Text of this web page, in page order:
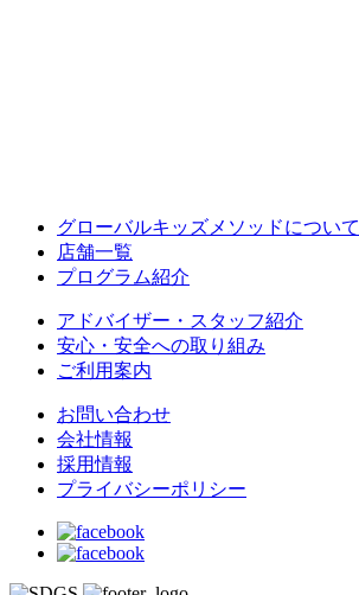
グローバルキッズメソッドについて
店舗一覧
プログラム紹介
アドバイザー・スタッフ紹介
安心・安全への取り組み
ご利用案内
お問い合わせ
会社情報
採用情報
プライバシーポリシー